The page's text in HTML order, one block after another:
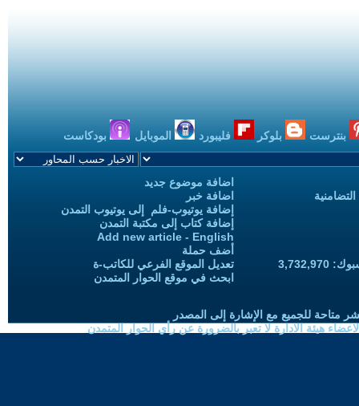
بنترست بلوكر فليبورد الموبايل بودكاست
اضافة موضوع جديد
اضافة خبر
إضافة يوتيوب-فلم إلى يوتيوب التمدن
إضافة كتاب إلى مكتبة التمدن
Add new article - English
أضف حملة
تعديل الموقع الفرعي للكاتب-ة
ابحث في موقع الحوار المتمدن
متاحة للجميع مع الإشارة إلى المصدر
هيئة الادارة لا تعبر بالضرورة عن رأي الحوار المتمدن